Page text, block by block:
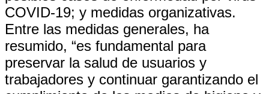
COVID-19; y medidas organizativas.
Entre las medidas generales, ha
resumido, “es fundamental para
preservar la salud de usuarios y
trabajadores y continuar garantizando el